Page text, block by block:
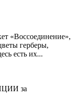
«Воссоединение»,
герберы,
есть их...
за